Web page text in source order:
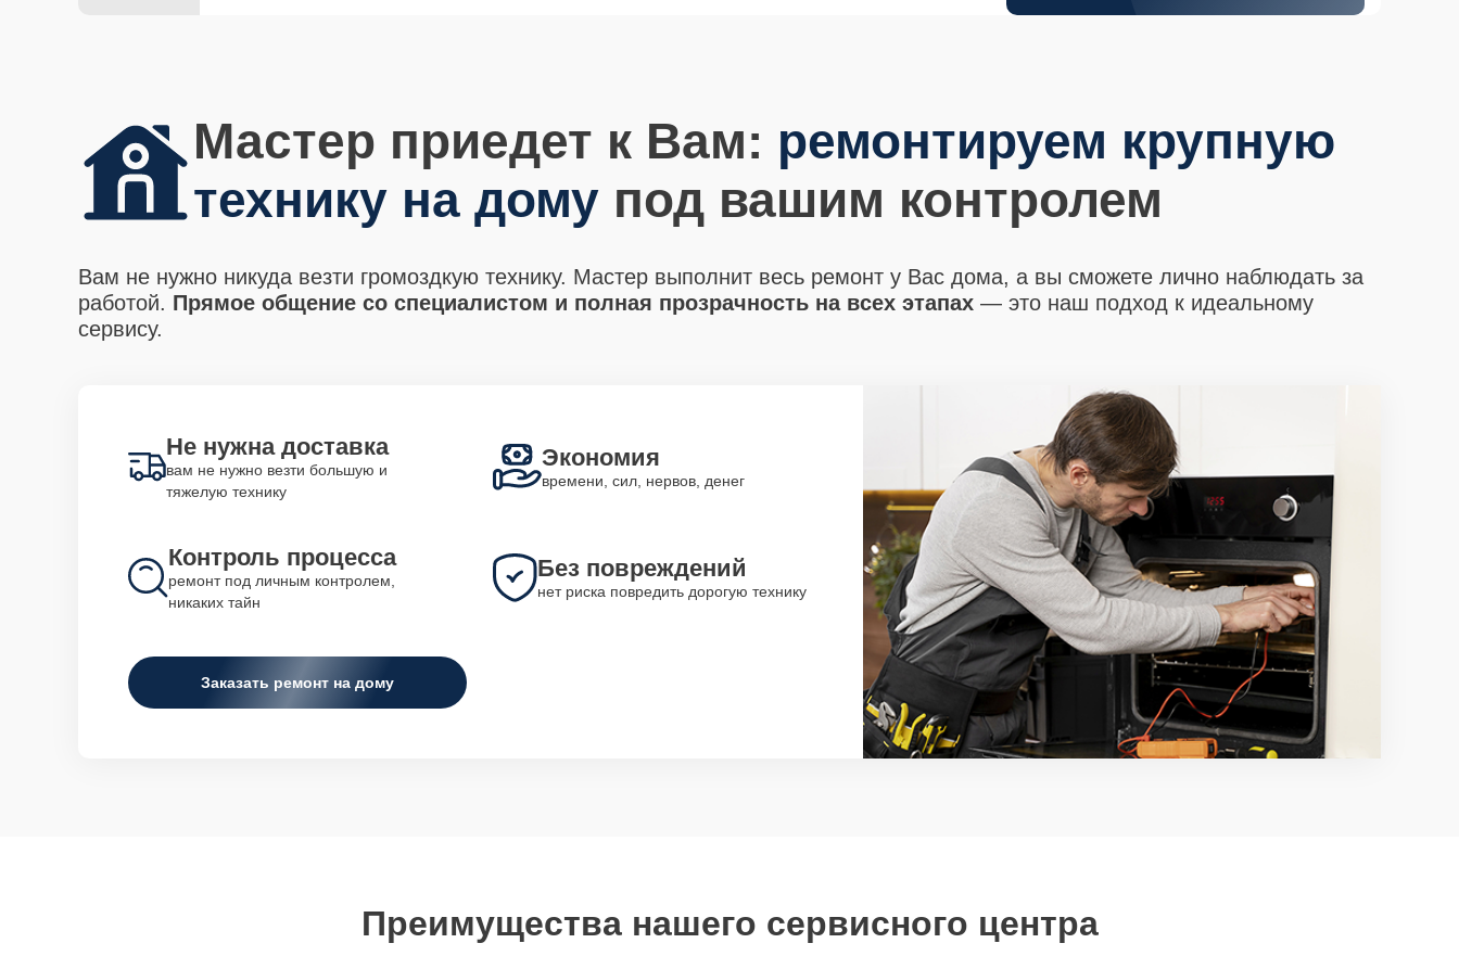
Мастер приедет к Вам: ремонтируем крупную
технику на дому под вашим контролем
Вам не нужно никуда везти громоздкую технику. Мастер выполнит весь ремонт у Вас дома, а вы сможете лично наблюдать за
работой. Прямое общение со специалистом и полная прозрачность на всех этапах — это наш подход к идеальному
сервису.
Не нужна доставка
вам не нужно везти большую и
тяжелую технику
Экономия
времени, сил, нервов, денег
Контроль процесса
ремонт под личным контролем,
никаких тайн
Без повреждений
нет риска повредить дорогую технику
Заказать ремонт на дому
Преимущества нашего сервисного центра